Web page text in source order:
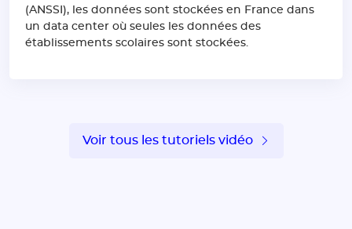
(ANSSI), les données sont stockées en France dans
un data center où seules les données des
établissements scolaires sont stockées.
Voir tous les tutoriels vidéo